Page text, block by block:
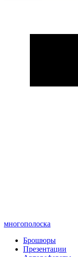
многополоска
Брошюры
Презентации